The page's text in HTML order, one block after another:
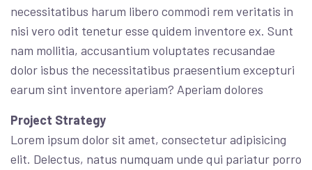
necessitatibus harum libero commodi rem veritatis in
nisi vero odit tenetur esse quidem inventore ex. Sunt
nam mollitia, accusantium voluptates recusandae
dolor isbus the necessitatibus praesentium excepturi
earum sint inventore aperiam? Aperiam dolores
Project Strategy
Lorem ipsum dolor sit amet, consectetur adipisicing
elit. Delectus, natus numquam unde qui pariatur porro